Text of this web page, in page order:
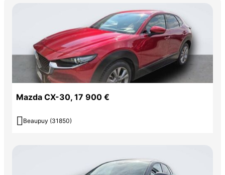
Mazda CX-30, 17 900 €
 Beaupuy (31850)